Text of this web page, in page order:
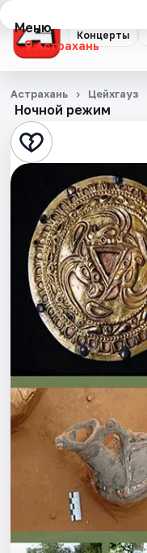
Концерты
Меню
Астрахань
Концерты
Театр
Стендап
Выставки
Квесты
Экскурсии
Спорт
События
Города
Площадки
Рейтинги
Ночной режим
Астрахань Цейхгауз